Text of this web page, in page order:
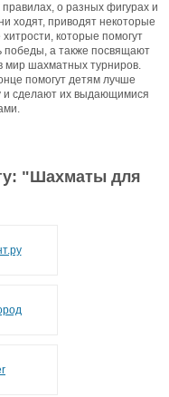
о разных фигурах и
ходят, приводят некоторые
которые помогут
победы, а также посвящают
мир шахматных турниров.
помогут детям лучше
и сделают их выдающимися
"Шахматы для